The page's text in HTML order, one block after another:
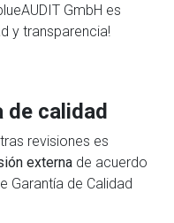
GmbH es
y transparencia!
de calidad
revisiones es
externade acuerdo
Garantía de Calidad